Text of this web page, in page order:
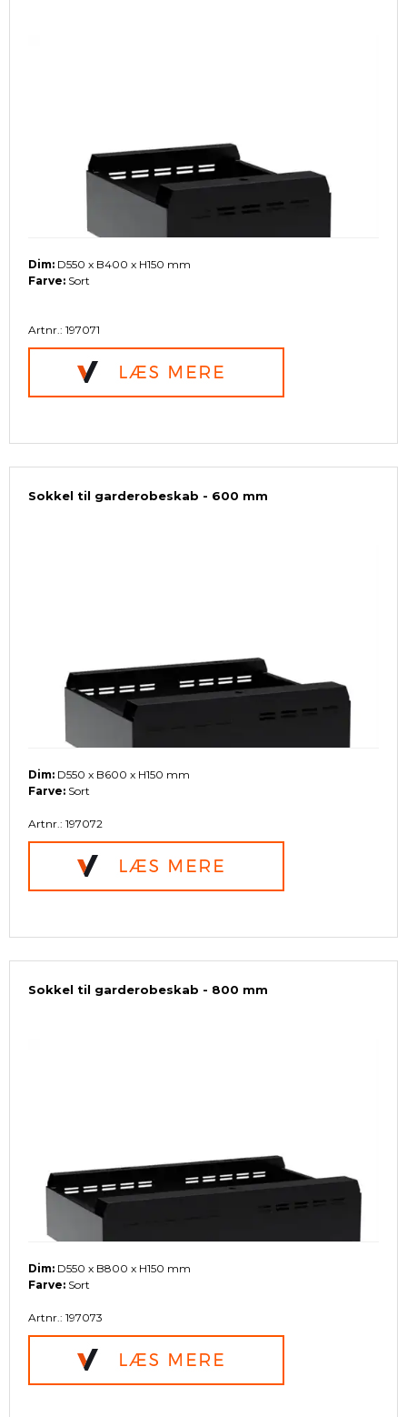
Dim: D550 x B400 x H150 mm
Farve: Sort
Artnr.: 197071
Sokkel til garderobeskab - 600 mm
Dim: D550 x B600 x H150 mm
Farve: Sort
Artnr.: 197072
Sokkel til garderobeskab - 800 mm
Dim: D550 x B800 x H150 mm
Farve: Sort
Artnr.: 197073